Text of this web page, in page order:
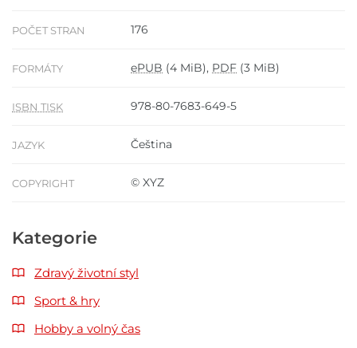
POČET STRAN 176
FORMÁTY ePUB (4 MiB), PDF (3 MiB)
ISBN TISK 978-80-7683-649-5
JAZYK Čeština
COPYRIGHT © XYZ
Kategorie
Zdravý životní styl
Sport & hry
Hobby a volný čas